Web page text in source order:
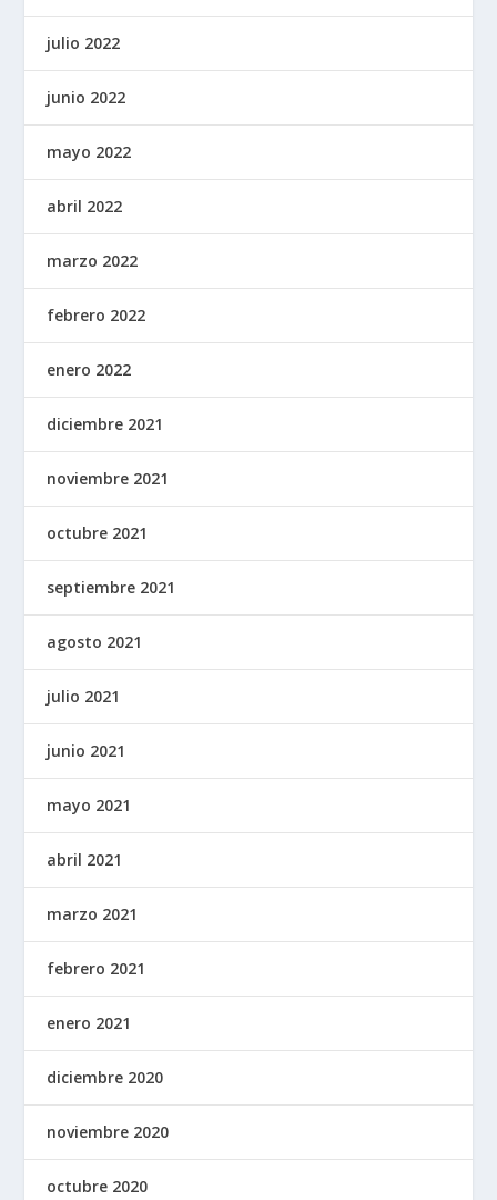
julio 2022
junio 2022
mayo 2022
abril 2022
marzo 2022
febrero 2022
enero 2022
diciembre 2021
noviembre 2021
octubre 2021
septiembre 2021
agosto 2021
julio 2021
junio 2021
mayo 2021
abril 2021
marzo 2021
febrero 2021
enero 2021
diciembre 2020
noviembre 2020
octubre 2020